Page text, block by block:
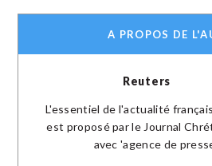
A PROPOS DE
Reuters
L'essentiel de l'actualité
est proposé par le Journal
avec 'agence de